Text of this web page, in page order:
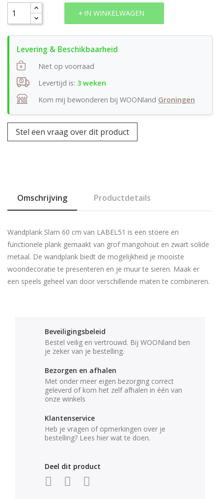
IN WINKELWAGEN
Niet op voorraad
Levertijd is: 3 weken
Kom mij bewonderen bij WOONland Groningen
Stel een vraag over dit product
Omschrijving Productdetails
Wandplank Slam 60 cm van LABEL51 is een stoere en
functionele plank gemaakt van grof mangohout en zwart solide
metaal. De wandplank biedt de mogelijkheid je mooiste
woondecoratie te presenteren en je muur te sieren. Maak er
een speels geheel van door verschillende maten te combineren.
Beveiligingsbeleid
Bestel veilig en vertrouwd. Bij WOONland ben
je zeker van je bestelling.
Bezorgen en afhalen
Met onder meer eigen bezorging correct
geleverd of kom het zelf afhalen in één van
onze winkels
Klantenservice
Heb je vragen of opmerkingen over je
bestelling? Lees hier wat te doen.
Deel dit product